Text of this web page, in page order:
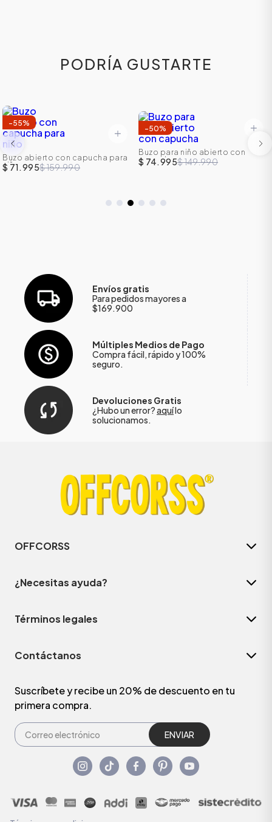
PODRÍA GUSTARTE
-55%
Buzo abierto con capucha para
niño
$ 71.995$ 159.990
-50%
Buzo para niño abierto con
capucha
$ 74.995$ 149.990
Envíos gratis
Para pedidos mayores a
$169.900
Múltiples Medios de Pago
Compra fácil, rápido y 100%
seguro.
Devoluciones Gratis
¿Hubo un error?aquílo
solucionamos.
OFFCORSS
¿Necesitas ayuda?
Términos legales
Contáctanos
Suscríbete y recibe un 20% de descuento en tu
primera compra.
ENVIAR